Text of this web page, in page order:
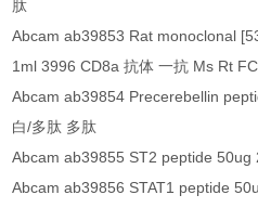
肽
Abcam ab39853 Rat monoclonal
1ml 3996 CD8a 抗体 一抗 Ms Rt
Abcam ab39854 Precerebellin
白/多肽 多肽
Abcam ab39855 ST2 peptide 50ug
Abcam ab39856 STAT1 peptide